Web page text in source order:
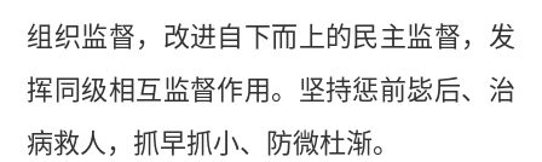
组织监督，改进自下而上的民主监督，发
挥同级相互监督作用。坚持惩前毖后、治
病救人，抓早抓小、防微杜渐。